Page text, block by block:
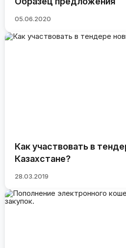
05.06.2020
Как участвовать в
Казахстане?
28.03.2019